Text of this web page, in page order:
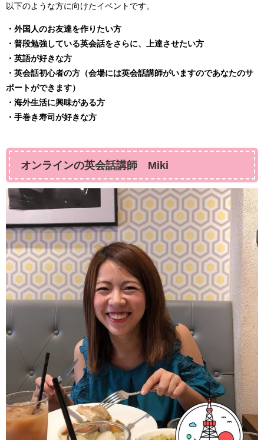
以下のような方に向けたイベントです。
・外国人のお友達を作りたい方
・普段勉強している英会話をさらに、上達させたい方
・英語が好きな方
・英会話初心者の方（会場には英会話講師がいますのであなたのサ
ポートができます）
・海外生活に興味がある方
・手巻き寿司が好きな方
オンラインの英会話講師 Miki